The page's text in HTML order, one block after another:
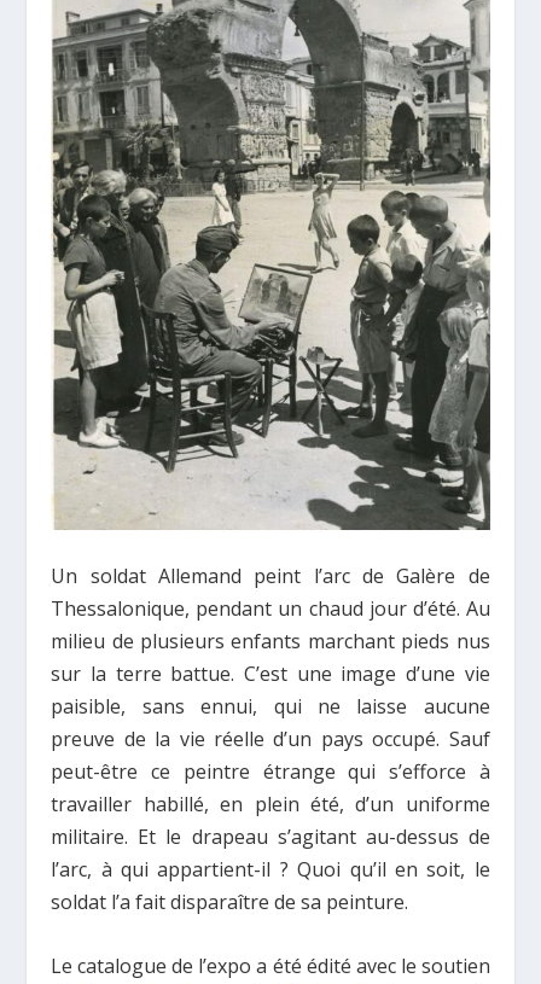
Un soldat Allemand peint l’arc de Galère de
Thessalonique, pendant un chaud jour d’été. Au
milieu de plusieurs enfants marchant pieds nus
sur la terre battue. C’est une image d’une vie
paisible, sans ennui, qui ne laisse aucune
preuve de la vie réelle d’un pays occupé. Sauf
peut-être ce peintre étrange qui s’efforce à
travailler habillé, en plein été, d’un uniforme
militaire. Et le drapeau s’agitant au-dessus de
l’arc, à qui appartient-il ? Quoi qu’il en soit, le
soldat l’a fait disparaître de sa peinture.
Le catalogue de l’expo a été édité avec le soutien